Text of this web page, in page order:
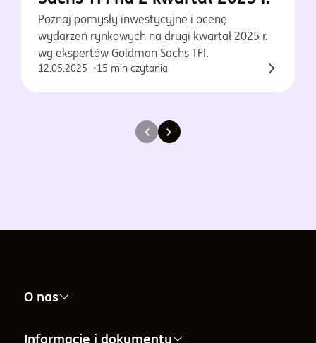
Poznaj pomysły inwestycyjne i ocenę
wydarzeń rynkowych na drugi kwartał 2025 r.
wg ekspertów Goldman Sachs TFI.
12.05.2025 15 min czytania
O nas
Nasza firma
Informacje i dokumenty